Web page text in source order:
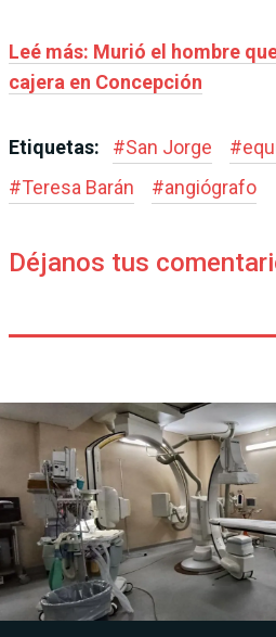
Leé más: Murió el hombre
cajera en Concepción
Etiquetas: #San Jorge #
#Teresa Barán #angiógrafo
Déjanos tus